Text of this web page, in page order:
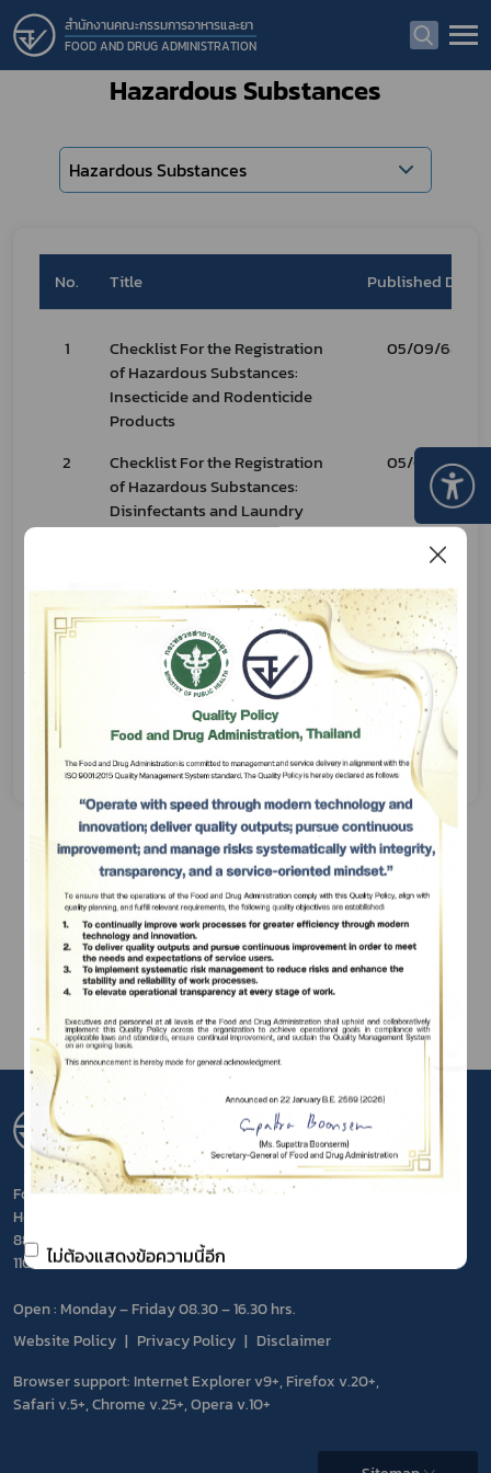
สำนักงานคณะกรรมการอาหารและยา
FOOD AND DRUG ADMINISTRATION
Hazardous Substances
Hazardous Substances
No. Title Published Date
1
Checklist For the Registration
of Hazardous Substances:
Insecticide and Rodenticide
Products
05/09/68
2
Checklist For the Registration
of Hazardous Substances:
Disinfectants and Laundry
Bleaches
05/06/69
of Hazardous Substances:
Cleaning Products and
Correction Products
Checklist For the Request for
Hazardous Substance Product
Classification Letter
05/06/69
1
Show 10 Items
สำนักงานคณะกรรมการอาหารและยา
FOOD AND DRUG ADMINISTRATION
Food and Drug Administration, Ministry of Public
Health
88/24 Tiwanon Road, Mueang District, Nonthaburi
11000 THAILAND
Open : Monday – Friday 08.30 – 16.30 hrs.
Website Policy
Privacy Policy
Disclaimer
Browser support: Internet Explorer v9+, Firefox v.20+,
Safari v.5+, Chrome v.25+, Opera v.10+
Subscribe
เลือกหัวข้อที่ท่านต้องการ Subscribe
ไม่ต้องแสดงข้อความนี้อีก